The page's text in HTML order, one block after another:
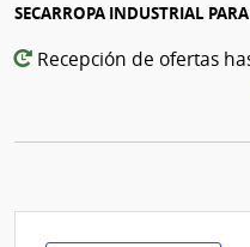
SECARROPA INDUSTRIAL
Recepción de ofertas